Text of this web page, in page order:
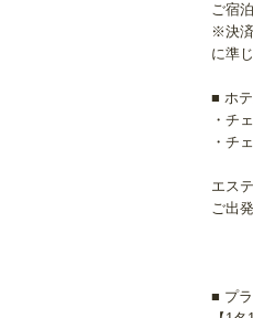
ご宿
※決
に準
■ ホ
・チ
・チ
エス
ご出
■ プ